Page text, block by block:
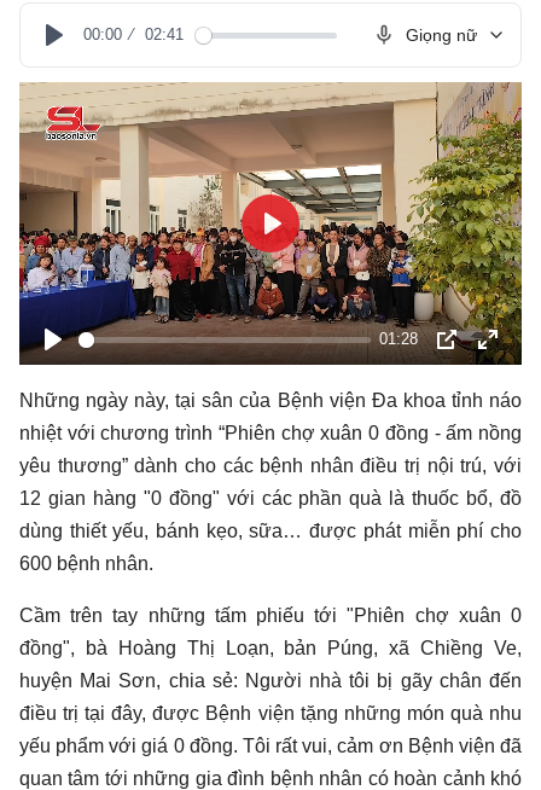
Play
00:00 02:41 Giọng nữ
Play
01:28
PIP Toàn
màn
hình
Play
Những ngày này, tại sân của Bệnh viện Đa khoa tỉnh náo
nhiệt với chương trình “Phiên chợ xuân 0 đồng - ấm nồng
yêu thương” dành cho các bệnh nhân điều trị nội trú, với
12 gian hàng "0 đồng" với các phần quà là thuốc bổ, đồ
dùng thiết yếu, bánh kẹo, sữa… được phát miễn phí cho
600 bệnh nhân.
Cầm trên tay những tấm phiếu tới "Phiên chợ xuân 0
đồng", bà Hoàng Thị Loạn, bản Púng, xã Chiềng Ve,
huyện Mai Sơn, chia sẻ: Người nhà tôi bị gãy chân đến
điều trị tại đây, được Bệnh viện tặng những món quà nhu
yếu phẩm với giá 0 đồng. Tôi rất vui, cảm ơn Bệnh viện đã
quan tâm tới những gia đình bệnh nhân có hoàn cảnh khó